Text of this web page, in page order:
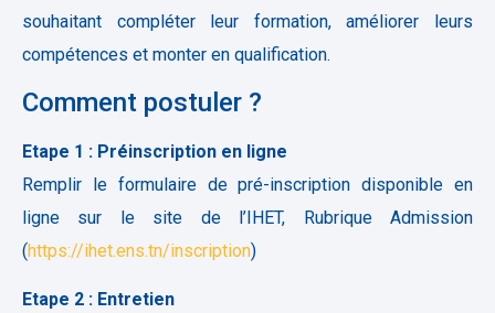
souhaitant compléter leur formation, améliorer leurs
compétences et monter en qualification.
Comment postuler ?
Etape 1 : Préinscription en ligne
Remplir le formulaire de pré-inscription disponible en
ligne sur le site de l’IHET, Rubrique Admission
(https://ihet.ens.tn/inscription)
Etape 2 : Entretien